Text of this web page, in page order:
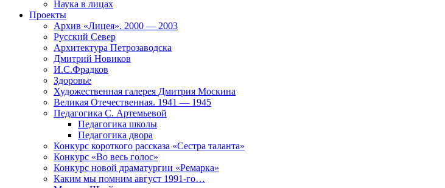
Наука в лицах
Проекты
Архив «Лицея». 2000 — 2003
Русский Север
Архитектура Петрозаводска
Дмитрий Новиков
И.С.Фрадков
Здоровье
Художественная галерея Дмитрия Москина
Великая Отечественная. 1941 — 1945
Педагогика С. Артемьевой
Педагогика школы
Педагогика двора
Конкурс короткого рассказа «Сестра таланта»
Конкурс «Во весь голос»
Конкурс новой драматургии «Ремарка»
Каким мы помним август 1991-го…